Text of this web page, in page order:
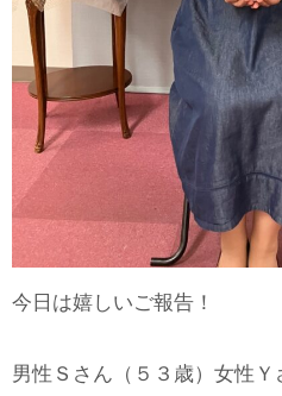
今日は嬉しいご報告！
男性Ｓさん（５３歳）女性